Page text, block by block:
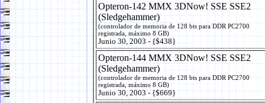
Opteron-142 MMX 3DNow! SSE SSE2
(Sledgehammer)
(controlador de memoria de 128 bts para DDR PC2700
registrada, máximo 8 GB)
Junio 30, 2003 - {$438}
Opteron-144 MMX 3DNow! SSE SSE2
(Sledgehammer)
(controlador de memoria de 128 bts para DDR PC2700
registrada, máximo 8 GB)
Junio 30, 2003 - {$669}